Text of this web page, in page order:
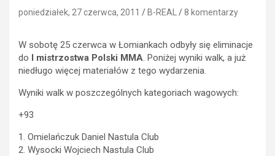
poniedziałek, 27 czerwca, 2011 B-REAL 8 komentarzy
W sobotę 25 czerwca w Łomiankach odbyły się eliminacje
do I mistrzostwa Polski MMA. Poniżej wyniki walk, a już
niedługo więcej materiałów z tego wydarzenia.
Wyniki walk w poszczególnych kategoriach wagowych:
+93
1. Omielańczuk Daniel Nastula Club
2. Wysocki Wojciech Nastula Club